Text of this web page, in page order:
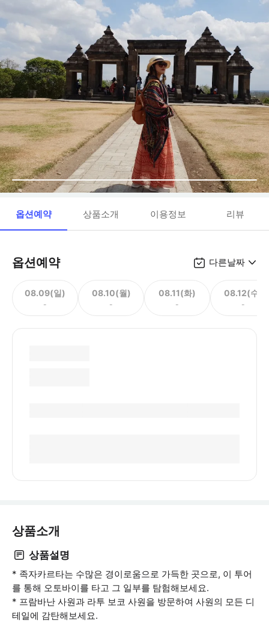
옵션예약 상품소개 이용정보 리뷰
옵션예약 다른날짜
08.09(일)
-
08.10(월)
-
08.11(화)
-
08.12(수)
-
상품소개
상품설명
* 족자카르타는 수많은 경이로움으로 가득한 곳으로, 이 투어
를 통해 오토바이를 타고 그 일부를 탐험해보세요.
* 프람바난 사원과 라투 보코 사원을 방문하여 사원의 모든 디
테일에 감탄해보세요.